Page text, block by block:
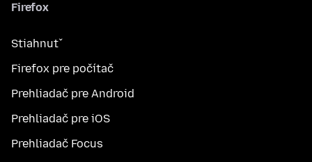
Firefox
Stiahnuť
Firefox pre počítač
Prehliadač pre Android
Prehliadač pre iOS
Prehliadač Focus